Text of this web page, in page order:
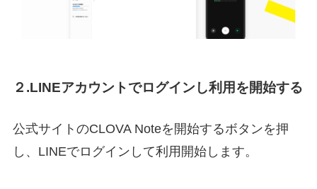
２.LINEアカウントでログインし利用を開始する
公式サイトのCLOVA Noteを開始するボタンを押
し、LINEでログインして利用開始します。